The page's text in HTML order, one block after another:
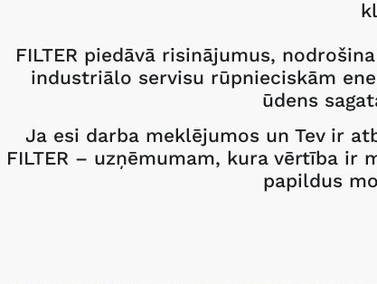
FILTER piedāvā risinājumus,
industriālo servisu rūpnieciskām
ūdens
Ja esi darba meklējumos un Tev ir
FILTER – uzņēmumam, kura vērtība
papildus